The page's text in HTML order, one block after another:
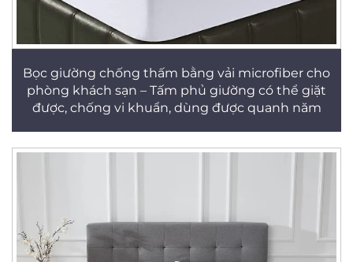
Bọc giường chống thấm bằng vải microfiber cho
phòng khách sạn – Tấm phủ giường có thể giặt
được, chống vi khuẩn, dùng được quanh năm